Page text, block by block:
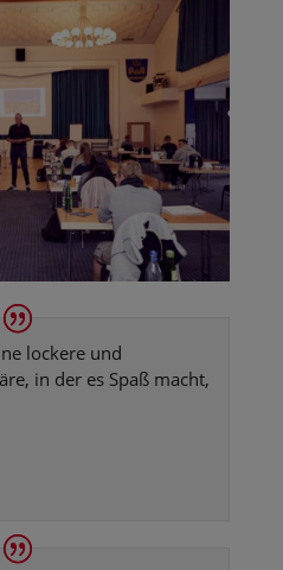
lockere und
in der es Spaß macht,